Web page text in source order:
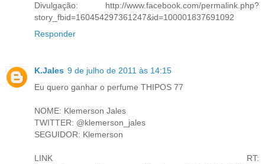
Divulgação: http://www.facebook.com/permalink.php?
story_fbid=160454297361247&id=100001837691092
Responder
K.Jales 9 de julho de 2011 às 14:15
Eu quero ganhar o perfume THIPOS 77
NOME: Klemerson Jales
TWITTER: @klemerson_jales
SEGUIDOR: Klemerson
LINK RT: